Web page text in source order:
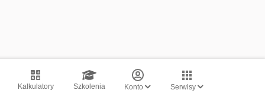
Kalkulatory Szkolenia Konto Serwisy